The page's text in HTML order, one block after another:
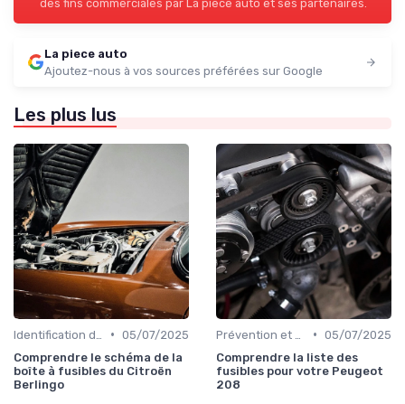
des fins commerciales par La piece auto et ses partenaires.
La piece auto
Ajoutez-nous à vos sources préférées sur Google
Les plus lus
• 05/07/2025
Comprendre le schéma de la
boîte à fusibles du Citroën
Berlingo
• 05/07/2025
Comprendre la liste des
fusibles pour votre Peugeot
208